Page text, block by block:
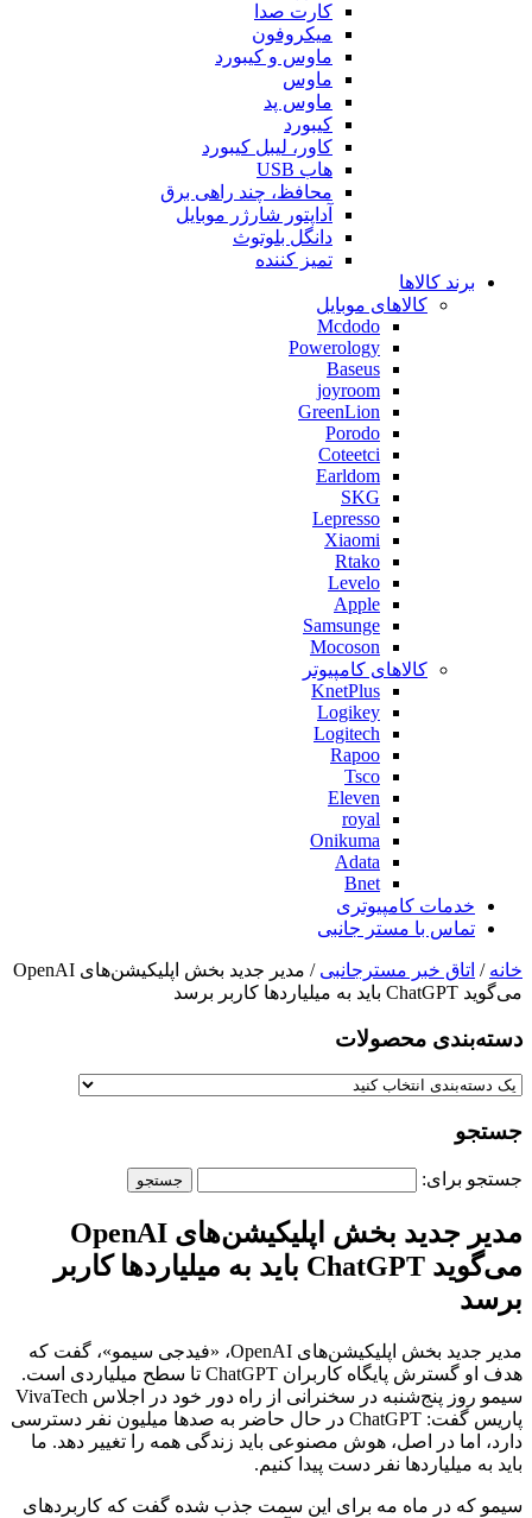
کارت صدا
میکروفون
ماوس و کیبورد
ماوس
ماوس پد
کیبورد
کاور، لیبل کیبورد
هاب USB
محافظ، چند راهی برق
آداپتور شارژر موبایل
دانگل بلوتوث
تمیز کننده
برند کالاها
کالاهای موبایل
Mcdodo
Powerology
Baseus
joyroom
GreenLion
Porodo
Coteetci
Earldom
SKG
Lepresso
Xiaomi
Rtako
Levelo
Apple
Samsunge
Mocoson
کالاهای کامپیوتر
KnetPlus
Logikey
Logitech
Rapoo
Tsco
Eleven
royal
Onikuma
Adata
Bnet
خدمات کامپیوتری
تماس با مستر جانبی
خانه / اتاق خبر مسترجانبی
/ مدیر جدید بخش اپلیکیشن‌های OpenAI
می‌گوید ChatGPT باید به میلیاردها کاربر برسد
دسته‌بندی‌ محصولات
جستجو
جستجو برای:
مدیر جدید بخش اپلیکیشن‌های OpenAI
می‌گوید ChatGPT باید به میلیاردها کاربر
برسد
مدیر جدید بخش اپلیکیشن‌های OpenAI، «فیدجی سیمو»، گفت که
هدف او گسترش پایگاه کاربران ChatGPT تا سطح میلیاردی است.
سیمو روز پنج‌شنبه در سخنرانی از راه دور خود در اجلاس VivaTech
پاریس گفت: ChatGPT در حال حاضر به صدها میلیون نفر دسترسی
دارد، اما در اصل، هوش مصنوعی باید زندگی همه را تغییر دهد. ما
باید به میلیاردها نفر دست پیدا کنیم.
سیمو که در ماه مه برای این سمت جذب شده گفت که کاربردهای